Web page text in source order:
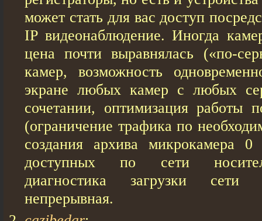
может стать для вас доступ
IP видеонаблюдение. Иногда
цена почти выравнялась («по-
камер, возможность
экране любых камер с любых
сочетании, оптимизация работы
(ограничение трафика по
создания архива микрокамера
доступных по сети
диагностика загрузки сети
непрерывная.